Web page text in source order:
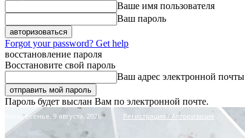
Ваше имя пользователя
Ваш пароль
Forgot your password? Get help
восстановление пароля
Восстановите свой пароль
Ваш адрес электронной почты
Пароль будет выслан Вам по электронной почте.
Воскресенье, 9 августа, 2026 Регистрация / Авторизация